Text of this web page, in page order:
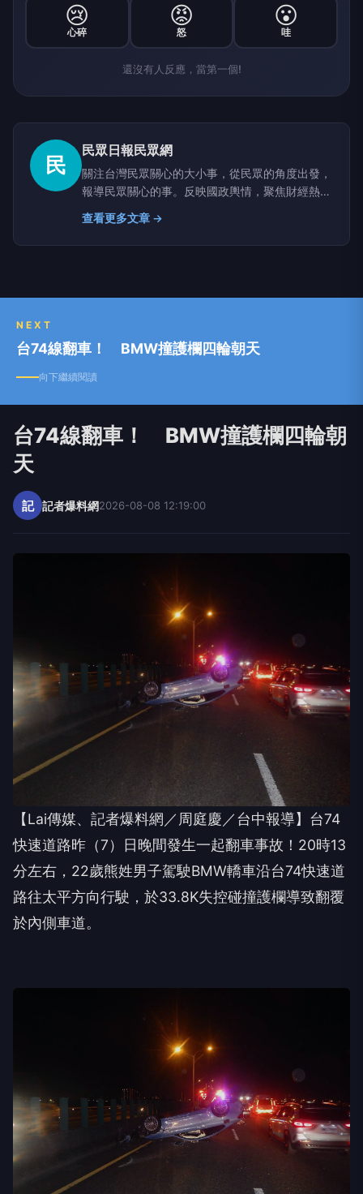
😢
心碎
😡
怒
😮
哇
還沒有人反應，當第一個!
民
民眾日報民眾網
關注台灣民眾關心的大小事，從民眾的角度出發，
報導民眾關心的事。反映國政輿情，聚焦財經熱
點，堅持與網路上的鄉民，與馬路上的市民站在一
起。
查看更多文章 →
NEXT
台74線翻車！ BMW撞護欄四輪朝天
向下繼續閱讀
台74線翻車！ BMW撞護欄四輪朝
天
記 記者爆料網2026-08-08 12:19:00
【Lai傳媒、記者爆料網／周庭慶／台中報導】台74
快速道路昨（7）日晚間發生一起翻車事故！20時13
分左右，22歲熊姓男子駕駛BMW轎車沿台74快速道
路往太平方向行駛，於33.8K失控碰撞護欄導致翻覆
於內側車道。